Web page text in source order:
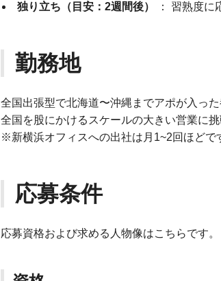
独り立ち（目安：2週間後）
： 習熟度に
勤務地
全国出張型で北海道〜沖縄までアポが入っ
全国を股にかけるスケールの大きい営業に挑
※新横浜オフィスへの出社は月1~2回ほどで
応募条件
応募資格および求める人物像はこちらです。